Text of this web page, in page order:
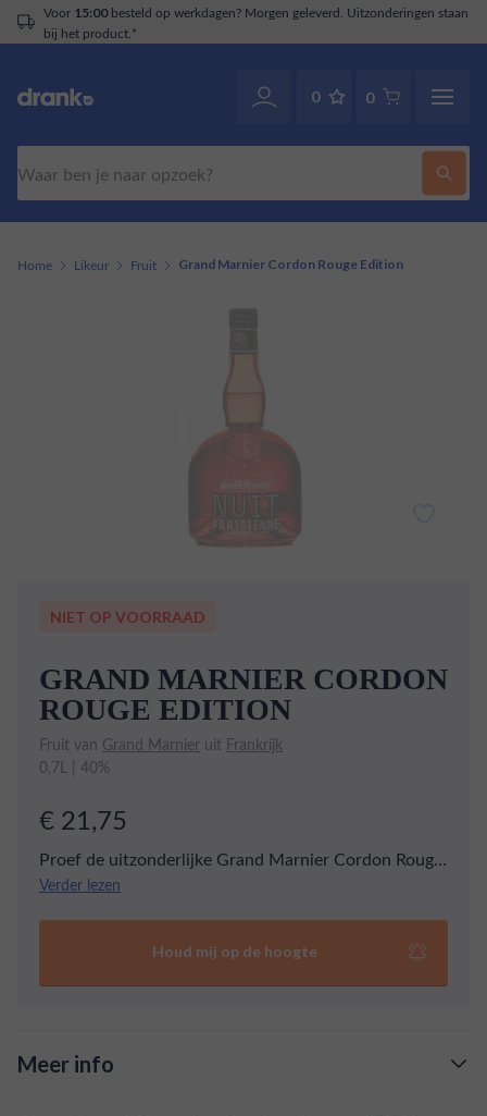
Voor 15:00besteld op werkdagen? Morgen geleverd. Uitzonderingen staan
bij het product.*
0 0
Home Likeur Fruit Grand Marnier Cordon Rouge Edition
NIET OP VOORRAAD
GRAND MARNIER CORDON
ROUGE EDITION
Fruit van Grand Marnier uit Frankrijk
0,7L | 40%
€ 21,75
Proef de uitzonderlijke Grand Marnier Cordon Rouge
Edition, een elegante Franse likeur die fijne cognac
voort met zijn kenmerkende smaak, complex en vol,
maar perfect in balans. Geniet van de rijke tonen van
Verder lezen
Houd mij op de hoogte
Meer info